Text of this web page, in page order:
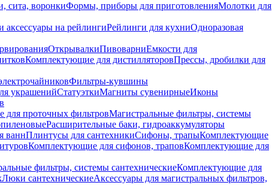
сита, воронкиФормы, приборы для приготовленияМолотки для
аксессуары на рейлингиРейлинги для кухниОдноразовая
ОткрывалкиПивоварниЕмкости для
Комплектующие для дистилляторовПрессы, дробилки для
Фильтры-кувшины
украшенийСтатуэткиМагниты сувенирныеИконы
проточных фильтровМагистральные фильтры, системы
Расширительные баки, гидроаккумуляторы
ваннПлинтусы для сантехникиСифоны, трапыКомплектующие
Комплектующие для сифонов, траповКомплектующие для
фильтры, системы сантехническиеКомплектующие для
Люки сантехническиеАксессуары для магистральных фильтров,